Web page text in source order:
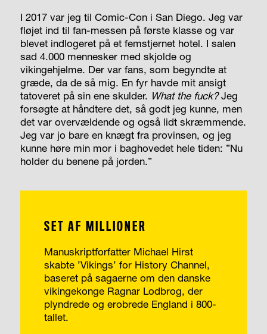
I 2017 var jeg til Comic-Con i San Diego. Jeg var
fløjet ind til fan-messen på første klasse og var
blevet indlogeret på et femstjernet hotel. I salen
sad 4.000 mennesker med skjolde og
vikingehjelme. Der var fans, som begyndte at
græde, da de så mig. En fyr havde mit ansigt
tatoveret på sin ene skulder. What the fuck?Jeg
forsøgte at håndtere det, så godt jeg kunne, men
det var overvældende og også lidt skræmmende.
Jeg var jo bare en knægt fra provinsen, og jeg
kunne høre min mor i baghovedet hele tiden: ”Nu
holder du benene på jorden.”
SET AF MILLIONER
Manuskriptforfatter Michael Hirst
skabte ’Vikings’ for History Channel,
baseret på sagaerne om den danske
vikingekonge Ragnar Lodbrog, der
plyndrede og erobrede England i 800-
tallet.